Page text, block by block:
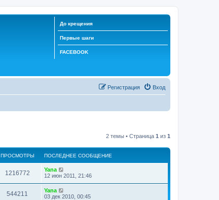
До крещения
Первые шаги
FACEBOOK
Вход
Регистрация
2 темы • Страница 1 из 1
ПРОСМОТРЫ ПОСЛЕДНЕЕ СООБЩЕНИЕ
1216772
Yana
12 июн 2011, 21:46
544211
Yana
03 дек 2010, 00:45